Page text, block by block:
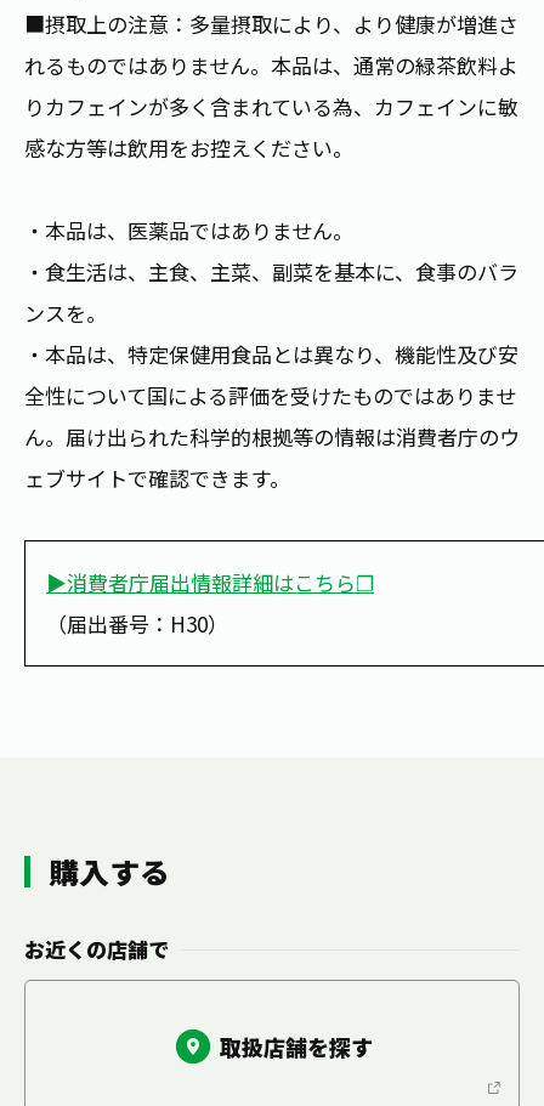
■摂取上の注意：多量摂取により、より健康が増進さ
れるものではありません。本品は、通常の緑茶飲料よ
りカフェインが多く含まれている為、カフェインに敏
感な方等は飲用をお控えください。
・本品は、医薬品ではありません。
・食生活は、主食、主菜、副菜を基本に、食事のバラ
ンスを。
・本品は、特定保健用食品とは異なり、機能性及び安
全性について国による評価を受けたものではありませ
ん。届け出られた科学的根拠等の情報は消費者庁のウ
ェブサイトで確認できます。
▶消費者庁届出情報詳細はこちら❐
（届出番号：H30）
購入する
お近くの店舗で
取扱店舗を探す